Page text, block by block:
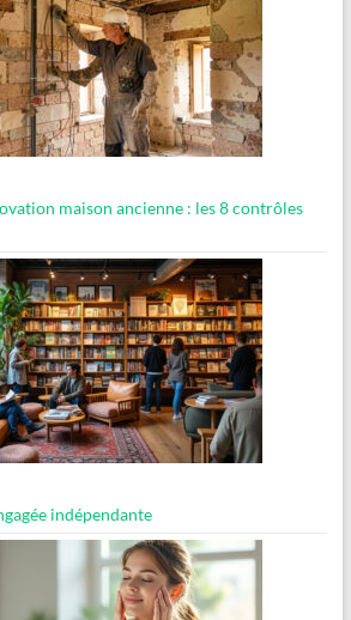
maison ancienne : les 8 contrôles
indépendante